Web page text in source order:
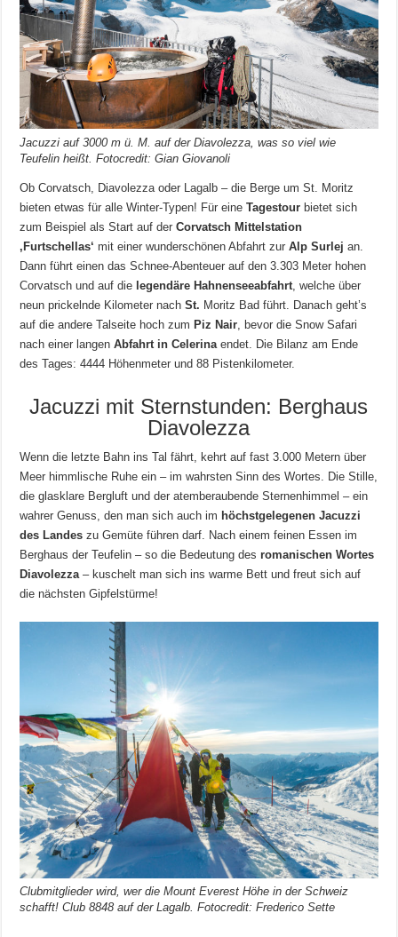
Jacuzzi auf 3000 m ü. M. auf der Diavolezza, was so viel wie
Teufelin heißt. Fotocredit: Gian Giovanoli
Ob Corvatsch, Diavolezza oder Lagalb – die Berge um St. Moritz
bieten etwas für alle Winter-Typen! Für eineTagestour bietet sich
zum Beispiel als Start auf derCorvatsch Mittelstation
‚Furtschellas‘ mit einer wunderschönen Abfahrt zurAlp Surlej an.
Dann führt einen das Schnee-Abenteuer auf den 3.303 Meter hohen
Corvatsch und auf die legendäre Hahnenseeabfahrt , welche über
neun prickelnde Kilometer nachSt. Moritz Bad führt. Danach geht’s
auf die andere Talseite hoch zumPiz Nair , bevor die Snow Safari
nach einer langenAbfahrt in Celerina endet. Die Bilanz am Ende
des Tages: 4444 Höhenmeter und 88 Pistenkilometer.
Jacuzzi mit Sternstunden: Berghaus
Diavolezza
Wenn die letzte Bahn ins Tal fährt, kehrt auf fast 3.000 Metern über
Meer himmlische Ruhe ein – im wahrsten Sinn des Wortes. Die Stille,
die glasklare Bergluft und der atemberaubende Sternenhimmel – ein
wahrer Genuss, den man sich auch im höchstgelegenen Jacuzzi
des Landes zu Gemüte führen darf. Nach einem feinen Essen im
Berghaus der Teufelin – so die Bedeutung desromanischen Wortes
Diavolezza – kuschelt man sich ins warme Bett und freut sich auf
die nächsten Gipfelstürme!
Clubmitglieder wird, wer die Mount Everest Höhe in der Schweiz
schafft! Club 8848 auf der Lagalb. Fotocredit: Frederico Sette